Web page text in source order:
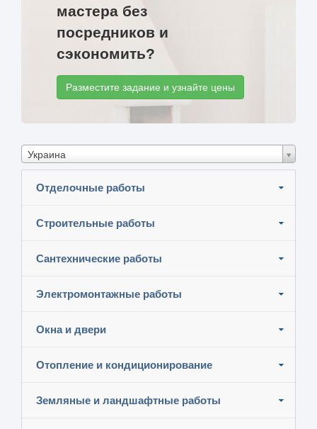
мастера без
посредников и
сэкономить?
Разместите задание и узнайте цены
Украина
Отделочные работы
Строительные работы
Сантехнические работы
Электромонтажные работы
Окна и двери
Отопление и кондиционирование
Земляные и ландшафтные работы